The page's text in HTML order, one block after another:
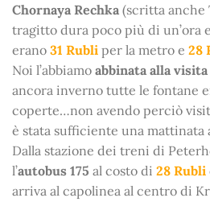
Chornaya Rechka (scritta anche
tragitto dura poco più di un’ora
erano 31 Rubli per la metro e 28
Noi l’abbiamo abbinata alla
ancora inverno tutte le fontane
coperte…non avendo perciò
è stata sufficiente una mattinata
Dalla stazione dei treni di
l’autobus 175 al costo di 28 Rubli
arriva al capolinea al centro di